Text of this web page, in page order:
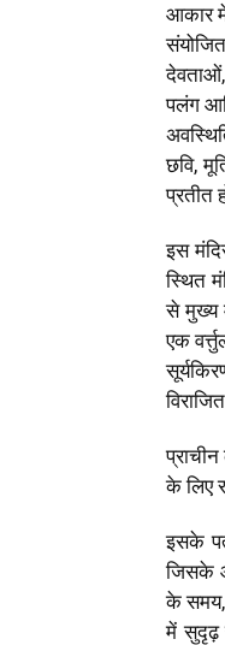
आकार
देवताओं,
पलंग
छवि,
प्रतीत
इस
स्थित
से मुख्य
एक
के लिए
इसके
जिसके
के समय,
में सुदृढ़